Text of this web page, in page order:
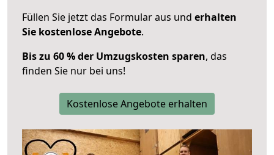
Füllen Sie jetzt das Formular aus und erhalten
Sie kostenlose Angebote.
Bis zu 60 % der Umzugskosten sparen, das
finden Sie nur bei uns!
Kostenlose Angebote erhalten